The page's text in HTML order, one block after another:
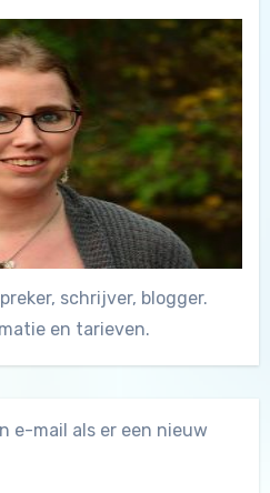
schrijver, blogger.
en tarieven.
e-mail als er een nieuw